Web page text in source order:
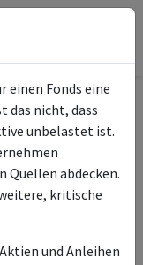
- Lacuna Global
Plus P
einen Fonds eine
das nicht, dass
unbelastet ist.
Quellen abdecken.
kritische
und Anleihen